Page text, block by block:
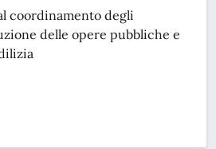
coordinamento degli
delle opere pubbliche e